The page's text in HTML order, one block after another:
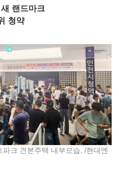
랜드마크
청약
크 견본주택 내부모습. /현대엔